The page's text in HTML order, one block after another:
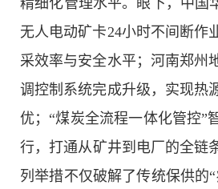
无人电动矿卡24小时不间断作
采效率与安全水平；河南郑州
调控制系统完成升级，实现热
优；“煤炭全流程一体化管控”
行，打通从矿井到电厂的全
列举措不仅破解了传统保供的